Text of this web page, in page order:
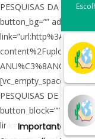
PESQUISAS DA FSM”
button_bg=”” add_icon=””
ANU%C3%8ANCIA-
PESQUISAS DE
button_block=””
Importante:
O